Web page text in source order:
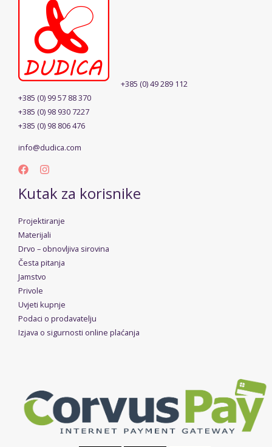
+385 (0) 49 289 112
+385 (0) 99 57 88 370
+385 (0) 98 930 7227
+385 (0) 98 806 476
info@dudica.com
Kutak za korisnike
Projektiranje
Materijali
Drvo – obnovljiva sirovina
Česta pitanja
Jamstvo
Privole
Uvjeti kupnje
Podaci o prodavatelju
Izjava o sigurnosti online plaćanja